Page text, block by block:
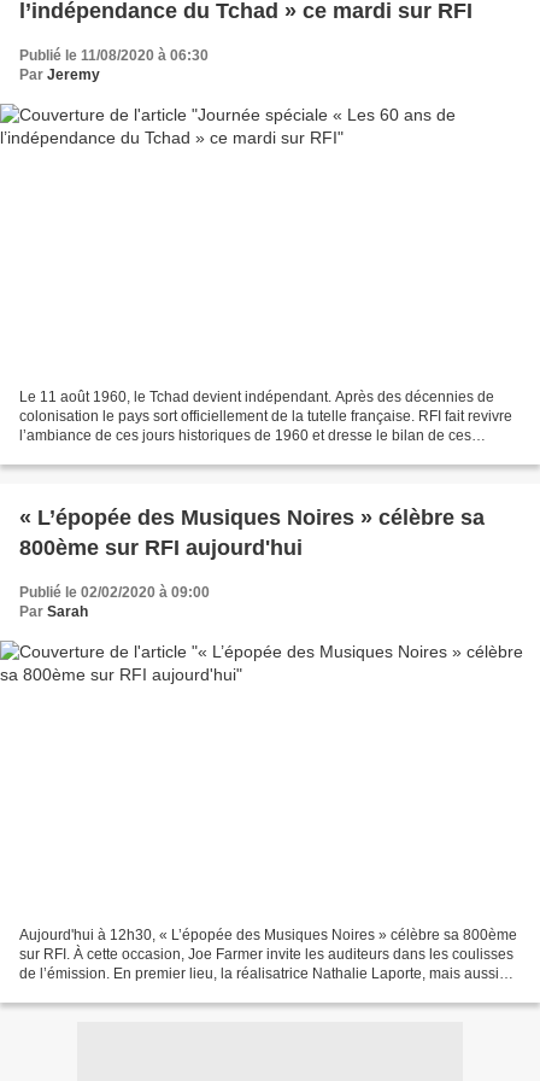
l’indépendance du Tchad » ce mardi sur RFI
Publié le 11/08/2020 à 06:30
Par Jeremy
Le 11 août 1960, le Tchad devient indépendant. Après des décennies de
colonisation le pays sort officiellement de la tutelle française. RFI fait revivre
l’ambiance de ces jours historiques de 1960 et dresse le bilan de ces
« L’épopée des Musiques Noires » célèbre sa
800ème sur RFI aujourd'hui
Publié le 02/02/2020 à 09:00
Par Sarah
Aujourd'hui à 12h30, « L’épopée des Musiques Noires » célèbre sa 800ème
sur RFI. À cette occasion, Joe Farmer invite les auditeurs dans les coulisses
de l’émission. En premier lieu, la réalisatrice Nathalie Laporte, mais aussi